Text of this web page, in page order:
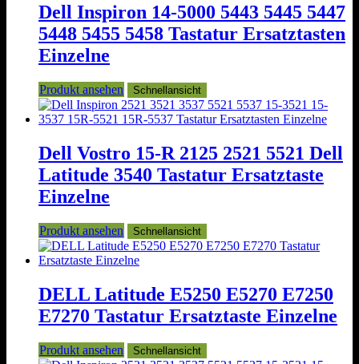
Dell Inspiron 14-5000 5443 5445 5447
5448 5455 5458 Tastatur Ersatztasten
Einzelne
Produkt ansehen Schnellansicht
Dell Vostro 15-R 2125 2521 5521 Dell
Latitude 3540 Tastatur Ersatztaste
Einzelne
Produkt ansehen Schnellansicht
DELL Latitude E5250 E5270 E7250
E7270 Tastatur Ersatztaste Einzelne
Produkt ansehen Schnellansicht